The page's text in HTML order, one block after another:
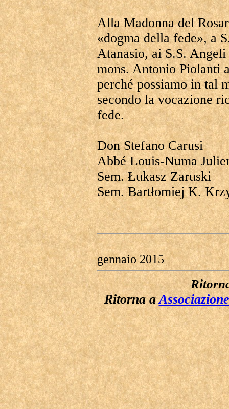
Alla Madonna del
«dogma della fede», a
Atanasio, ai S.S.
mons. Antonio Piolanti
perché possiamo in tal
secondo la vocazione
fede.
Don Stefano Carusi
Abbé Louis-Numa
Sem. Łukasz Zaruski
Sem. Bartłomiej K.
gennaio 2015
Ritorna a